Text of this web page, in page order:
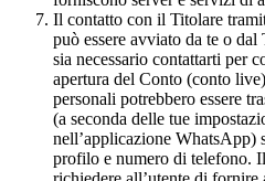
Il contatto con il Titolare
può essere avviato da te o
sia necessario contattarti per
apertura del Conto (conto
personali potrebbero essere
(a seconda delle tue
nell’applicazione WhatsApp)
profilo e numero di telefono.